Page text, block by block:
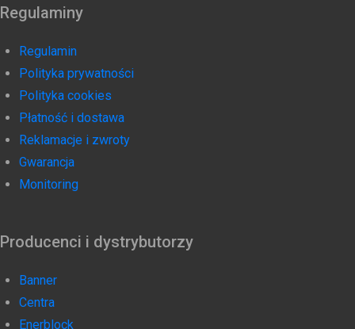
Regulaminy
Regulamin
Polityka prywatności
Polityka cookies
Płatność i dostawa
Reklamacje i zwroty
Gwarancja
Monitoring
Producenci i dystrybutorzy
Banner
Centra
Enerblock